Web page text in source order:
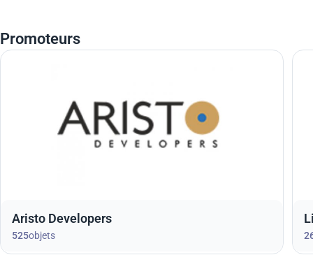
Promoteurs
Aristo Developers
525objets